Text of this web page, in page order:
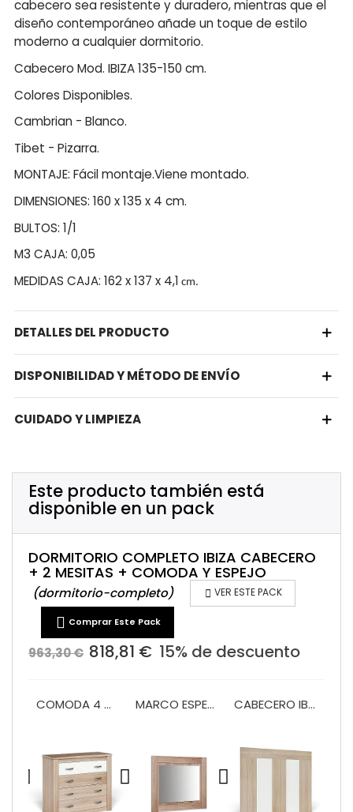
cabecero sea resistente y duradero, mientras que el
diseño contemporáneo añade un toque de estilo
moderno a cualquier dormitorio.
Cabecero Mod. IBIZA 135-150 cm.
Colores Disponibles.
Cambrian - Blanco.
Tibet - Pizarra.
MONTAJE: Fácil montaje.Viene montado.
DIMENSIONES: 160 x 135 x 4 cm.
BULTOS: 1/1
M3 CAJA: 0,05
MEDIDAS CAJA: 162 x 137 x 4,1 cm.
DETALLES DEL PRODUCTO
DISPONIBILIDAD Y MÉTODO DE ENVÍO
CUIDADO Y LIMPIEZA
Este producto también está
disponible en un pack
DORMITORIO COMPLETO IBIZA CABECERO
+ 2 MESITAS + COMODA Y ESPEJO
(dormitorio-completo)  VER ESTE PACK
 Comprar Este Pack
963,30 € 818,81 € 15% de descuento
COMODA 4 CAJONES MONACO MARCO ESPEJO COMODA MONACO CABECERO IBIZA 135/150